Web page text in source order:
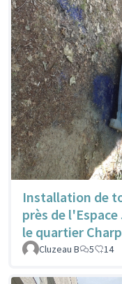
Installation de
près de
le quartier
Cluzeau B 5 14